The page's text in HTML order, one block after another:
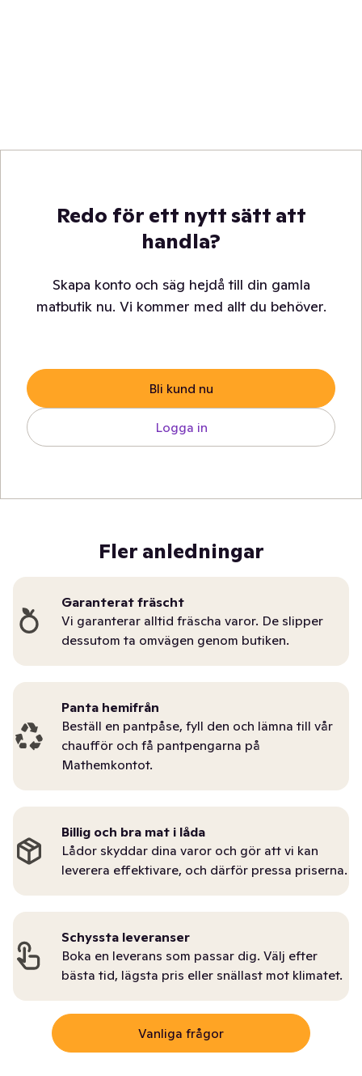
Redo för ett nytt sätt att
handla?
Skapa konto och säg hejdå till din gamla
matbutik nu. Vi kommer med allt du behöver.
Bli kund nu
Logga in
Fler anledningar
Garanterat fräscht
Vi garanterar alltid fräscha varor. De slipper
dessutom ta omvägen genom butiken.
Panta hemifrån
Beställ en pantpåse, fyll den och lämna till vår
chaufför och få pantpengarna på
Mathemkontot.
Billig och bra mat i låda
Lådor skyddar dina varor och gör att vi kan
leverera effektivare, och därför pressa priserna.
Schyssta leveranser
Boka en leverans som passar dig. Välj efter
bästa tid, lägsta pris eller snällast mot klimatet.
Vanliga frågor